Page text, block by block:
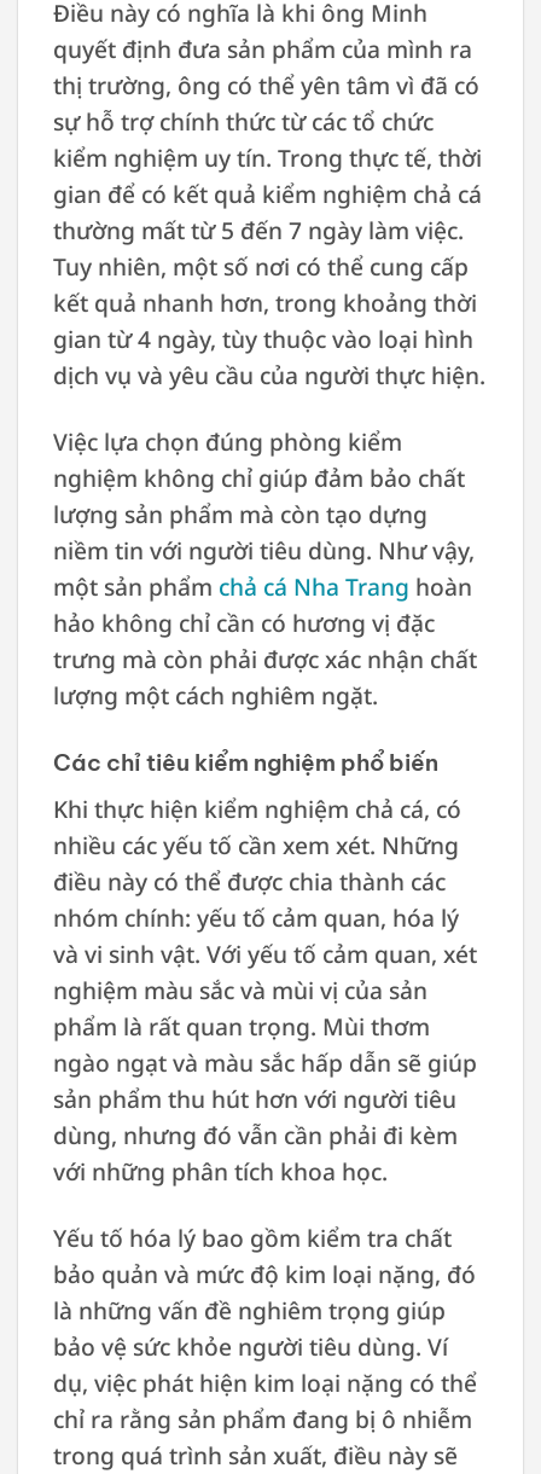
Điều này có nghĩa là khi ông Minh
quyết định đưa sản phẩm của mình ra
thị trường, ông có thể yên tâm vì đã có
sự hỗ trợ chính thức từ các tổ chức
kiểm nghiệm uy tín. Trong thực tế, thời
gian để có kết quả kiểm nghiệm chả cá
thường mất từ 5 đến 7 ngày làm việc.
Tuy nhiên, một số nơi có thể cung cấp
kết quả nhanh hơn, trong khoảng thời
gian từ 4 ngày, tùy thuộc vào loại hình
dịch vụ và yêu cầu của người thực hiện.
Việc lựa chọn đúng phòng kiểm
nghiệm không chỉ giúp đảm bảo chất
lượng sản phẩm mà còn tạo dựng
niềm tin với người tiêu dùng. Như vậy,
một sản phẩm chả cá Nha Trang hoàn
hảo không chỉ cần có hương vị đặc
trưng mà còn phải được xác nhận chất
lượng một cách nghiêm ngặt.
Các chỉ tiêu kiểm nghiệm phổ biến
Khi thực hiện kiểm nghiệm chả cá, có
nhiều các yếu tố cần xem xét. Những
điều này có thể được chia thành các
nhóm chính: yếu tố cảm quan, hóa lý
và vi sinh vật. Với yếu tố cảm quan, xét
nghiệm màu sắc và mùi vị của sản
phẩm là rất quan trọng. Mùi thơm
ngào ngạt và màu sắc hấp dẫn sẽ giúp
sản phẩm thu hút hơn với người tiêu
dùng, nhưng đó vẫn cần phải đi kèm
với những phân tích khoa học.
Yếu tố hóa lý bao gồm kiểm tra chất
bảo quản và mức độ kim loại nặng, đó
là những vấn đề nghiêm trọng giúp
bảo vệ sức khỏe người tiêu dùng. Ví
dụ, việc phát hiện kim loại nặng có thể
chỉ ra rằng sản phẩm đang bị ô nhiễm
trong quá trình sản xuất, điều này sẽ